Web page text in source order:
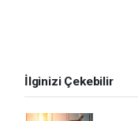
İlginizi Çekebilir